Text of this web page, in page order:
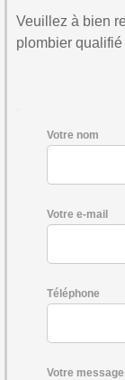
Veuillez à bien
plombier
Votre nom
Votre e-mail
Téléphone
Votre message